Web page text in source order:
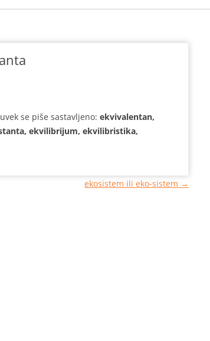
uvek se piše sastavljeno: ekvivalentan,
ekvilibrijum, ekvilibristika,
ekosistem ili eko-sistem →